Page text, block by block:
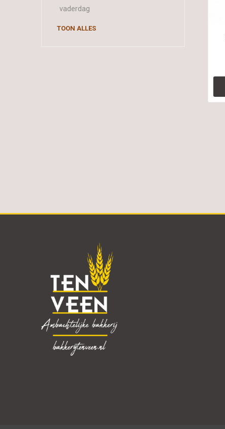
vaderdag
TOON ALLES